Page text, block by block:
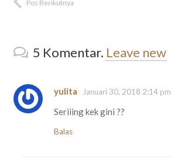
Pos Berikutnya
5 Komentar. Leave new
yulita Januari 30, 2018 2:14 pm
Seriiing kek gini ??
Balas